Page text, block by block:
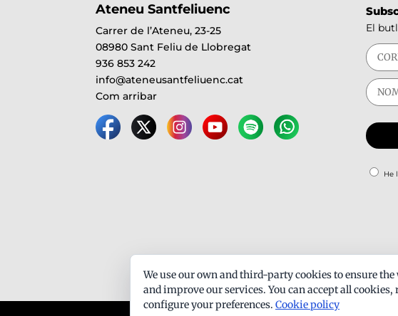
Ateneu Santfeliuenc
Carrer de l’Ateneu, 23-25
08980 Sant Feliu de Llobregat
936 853 242
info@ateneusantfeliuenc.cat
Com arribar
El
He
We use our own and third-party cookies to ensure
and improve our services. You can accept all
configure your preferences. Cookie policy